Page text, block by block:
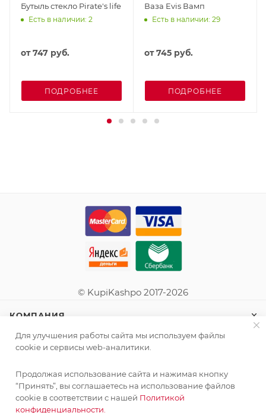
Бутыль стекло Pirate's life
Есть в наличии: 2
от747 руб.
ПОДРОБНЕЕ
Ваза Evis Вамп
Есть в наличии: 29
от745 руб.
ПОДРОБНЕЕ
© KupiKashpo 2017-2026
КОМПАНИЯ
ИНФОРМАЦИЯ
ПОМОЩЬ
Для улучшения работы сайта мы используем файлы
cookie и сервисы web-аналитики.
Продолжая использование сайта и нажимая кнопку
“Принять”, вы соглашаетесь на использование файлов
cookie в соответствии с нашей Политикой
конфиденциальности.